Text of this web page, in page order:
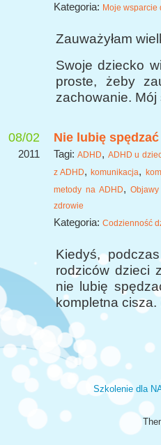
Kategoria: Moje wsparcie
Zauważyłam
Swoje dziecko
proste, żeby
zachowanie.
08/02
2011
Nie lubię
Tagi:ADHD, ADHD u
z ADHD,komunikacja,
metody na ADHD,
zdrowie
Kategoria: Codzienność
Kiedyś,
rodziców dzieci
nie lubię
kompletna cisza.
Szkolenie dla